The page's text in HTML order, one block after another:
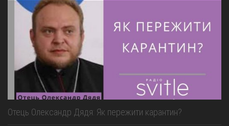
Отець Олександр Дядя: Як пережити карантин?